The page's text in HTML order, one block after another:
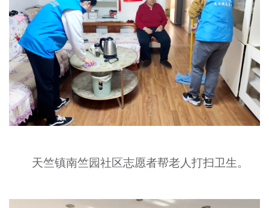
天竺镇南竺园社区志愿者帮老人打扫卫生。